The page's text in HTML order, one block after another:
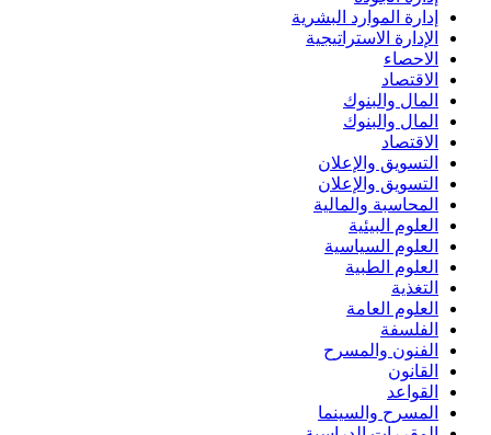
إدارة الموارد البشرية
الإدارة الاستراتيجية
الاحصاء
الاقتصاد
المال والبنوك
المال والبنوك
الاقتصاد
التسويق والإعلان
التسويق والإعلان
المحاسبة والمالية
العلوم البيئية
العلوم السياسية
العلوم الطبية
التغذية
العلوم العامة
الفلسفة
الفنون والمسرح
القانون
القواعد
المسرح والسينما